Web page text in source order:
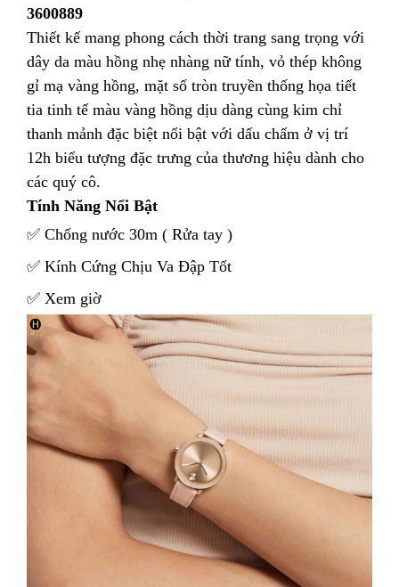
3600889
Thiết kế mang phong cách thời trang sang trọng với
dây da màu hồng nhẹ nhàng nữ tính, vỏ thép không
gỉ mạ vàng hồng, mặt số tròn truyền thống họa tiết
tia tinh tế màu vàng hồng dịu dàng cùng kim chỉ
thanh mảnh đặc biệt nổi bật với dấu chấm ở vị trí
12h biểu tượng đặc trưng của thương hiệu dành cho
các quý cô.
Tính Năng Nổi Bật
✅ Chống nước 30m ( Rửa tay )
✅ Kính Cứng Chịu Va Đập Tốt
✅ Xem giờ